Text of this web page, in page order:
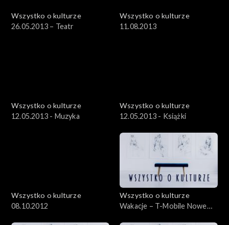
Wszystko o kulturze
26.05.2013 – Teatr
Wszystko o kulturze
11.08.2013
Wszystko o kulturze
12.05.2013 - Muzyka
Wszystko o kulturze
12.05.2013 - Książki
Wszystko o kulturze
08.10.2012
Wszystko o kulturze
Wakacje – T-Mobile Nowe